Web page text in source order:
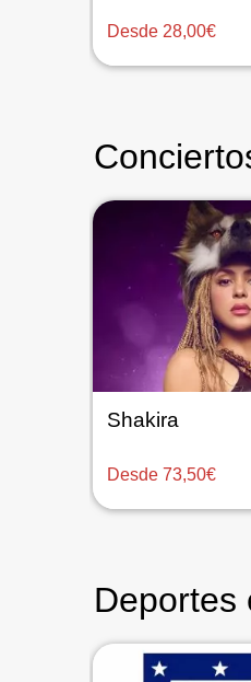
Desde 28,00€
Shakira
Desde 73,50€
Deportes